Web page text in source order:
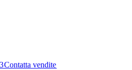
Contatta vendite​​